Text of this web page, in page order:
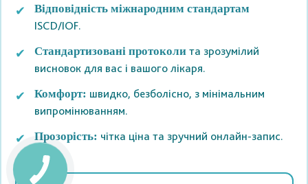
Відповідність міжнародним стандартам
ISCD/IOF.
Стандартизовані протоколита зрозумілий
висновок для вас і вашого лікаря.
Комфорт: швидко, безболісно, з мінімальним
випромінюванням.
Прозорість: чітка ціна та зручний онлайн-запис.